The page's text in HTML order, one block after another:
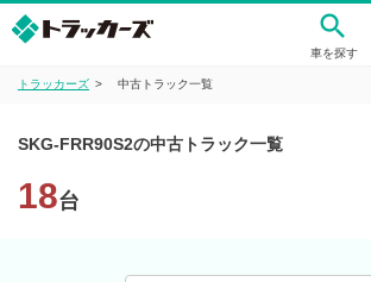
車を探す
トラッカーズ 中古トラック一覧
SKG-FRR90S2の中古トラック一覧
18台